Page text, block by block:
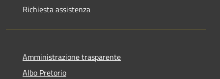
Richiesta assistenza
Amministrazione trasparente
Albo Pretorio